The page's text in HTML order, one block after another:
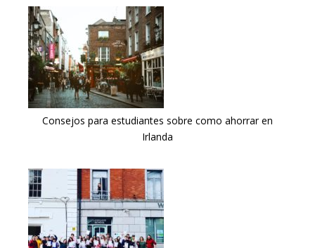
Consejos para estudiantes sobre como ahorrar en
Irlanda